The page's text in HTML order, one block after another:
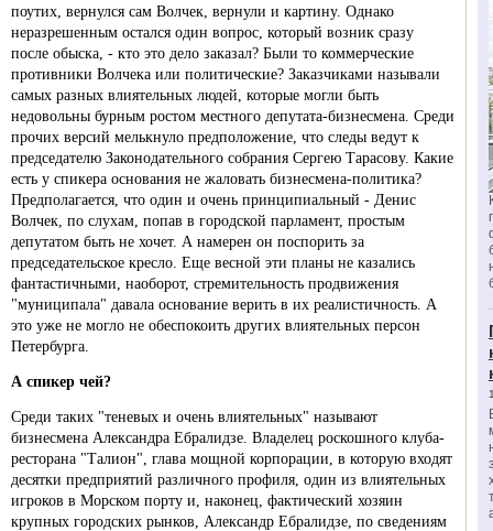
поутих, вернулся сам Волчек, вернули и картину. Однако
неразрешенным остался один вопрос, который возник сразу
после обыска, - кто это дело заказал? Были то коммерческие
противники Волчека или политические? Заказчиками называли
самых разных влиятельных людей, которые могли быть
недовольны бурным ростом местного депутата-бизнесмена. Среди
прочих версий мелькнуло предположение, что следы ведут к
председателю Законодательного собрания Сергею Тарасову. Какие
есть у спикера основания не жаловать бизнесмена-политика?
Предполагается, что один и очень принципиальный - Денис
Волчек, по слухам, попав в городской парламент, простым
депутатом быть не хочет. А намерен он поспорить за
председательское кресло. Еще весной эти планы не казались
фантастичными, наоборот, стремительность продвижения
"муниципала" давала основание верить в их реалистичность. А
это уже не могло не обеспокоить других влиятельных персон
Петербурга.
А спикер чей?
Среди таких "теневых и очень влиятельных" называют
бизнесмена Александра Ебралидзе. Владелец роскошного клуба-
ресторана "Талион", глава мощной корпорации, в которую входят
десятки предприятий различного профиля, один из влиятельных
игроков в Морском порту и, наконец, фактический хозяин
крупных городских рынков, Александр Ебралидзе, по сведениям